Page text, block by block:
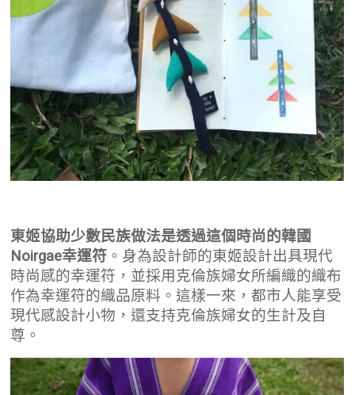
東姬協助少數民族做法是透過這個時尚的韓國
Noirgae幸運符 。身為設計師的東姬設計出具現代
時尚感的幸運符，並採用克倫族婦女所編織的織布
作為幸運符的織品原料。這樣一來，都市人能享受
現代感設計小物，還支持克倫族婦女的生計及自
尊。